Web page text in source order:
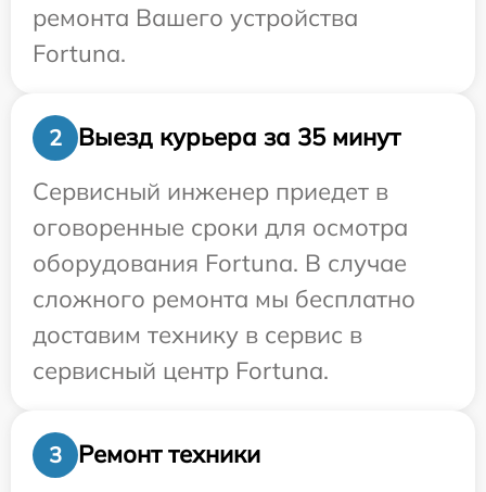
ремонта Вашего устройства
Fortuna.
2
Выезд курьера за 35 минут
Сервисный инженер приедет в
оговоренные сроки для осмотра
оборудования Fortuna. В случае
сложного ремонта мы бесплатно
доставим технику в сервис в
сервисный центр Fortuna.
3 Ремонт техники